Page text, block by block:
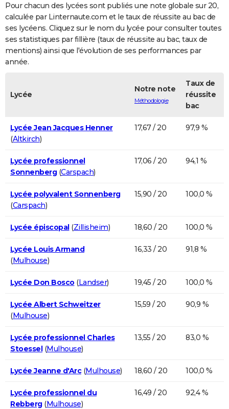
COPAINS D'AVANT
S'inscrire
Se connecter
Lycées
Collèges
Primaires
Universités
Entreprises
Service militaire
Avis de recherche
AVIS DE DÉCÈS
FORUM
Pour chacun des lycées sont publiés une note globale sur 20,
calculée par Linternaute.com et le taux de réussite au bac de
ses lycéens. Cliquez sur le nom du lycée pour consulter toutes
ses statistiques par fillière (taux de réussite au bac, taux de
mentions) ainsi que l'évolution de ses performances par
année.
Lycée
Notre note
Méthodologie
Taux de
réussite
bac
Lycée Jean Jacques Henner
(Altkirch)
17,67 / 20 97,9 %
Lycée professionnel
Sonnenberg(Carspach)
17,06 / 20 94,1 %
Lycée polyvalent Sonnenberg
(Carspach)
15,90 / 20 100,0 %
Lycée épiscopal(Zillisheim) 18,60 / 20 100,0 %
Lycée Louis Armand
(Mulhouse)
16,33 / 20 91,8 %
Lycée Don Bosco (Landser) 19,45 / 20 100,0 %
Lycée Albert Schweitzer
(Mulhouse)
15,59 / 20 90,9 %
Lycée professionnel Charles
Stoessel(Mulhouse)
13,55 / 20 83,0 %
Lycée Jeanne d'Arc(Mulhouse) 18,60 / 20 100,0 %
Lycée professionnel du
Rebberg(Mulhouse)
16,49 / 20 92,4 %